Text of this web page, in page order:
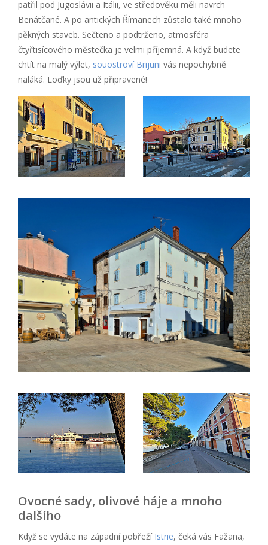
patřil pod Jugoslávii a Itálii, ve středověku měli navrch
Benátčané. A po antických Římanech zůstalo také mnoho
pěkných staveb. Sečteno a podtrženo, atmosféra
čtyřtisícového městečka je velmi příjemná. A když budete
chtít na malý výlet, souostroví Brijuni vás nepochybně
naláká. Loďky jsou už připravené!
Ovocné sady, olivové háje a mnoho
dalšího
Když se vydáte na západní pobřeží Istrie, čeká vás Fažana,